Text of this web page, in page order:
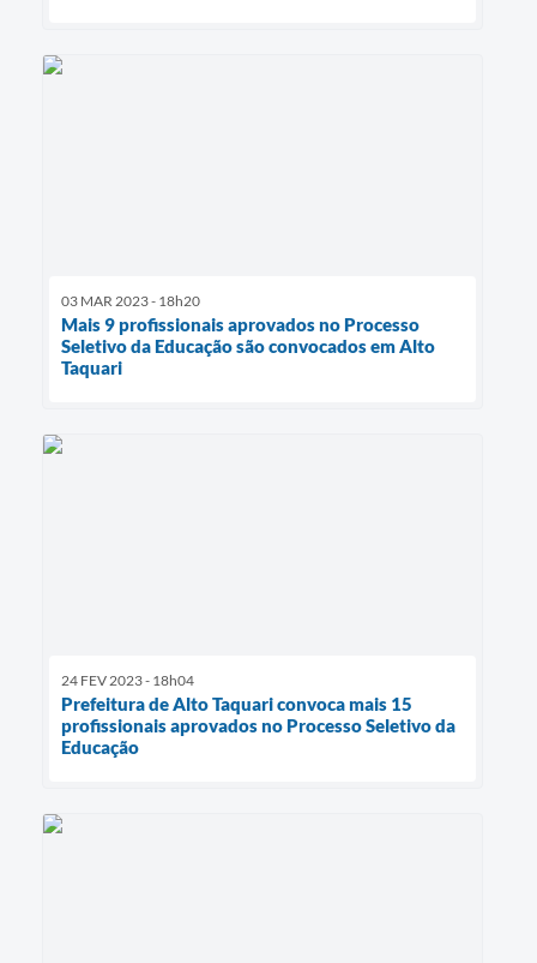
03 MAR 2023 - 18h20
Mais 9 profissionais aprovados no Processo
Seletivo da Educação são convocados em Alto
Taquari
24 FEV 2023 - 18h04
Prefeitura de Alto Taquari convoca mais 15
profissionais aprovados no Processo Seletivo da
Educação